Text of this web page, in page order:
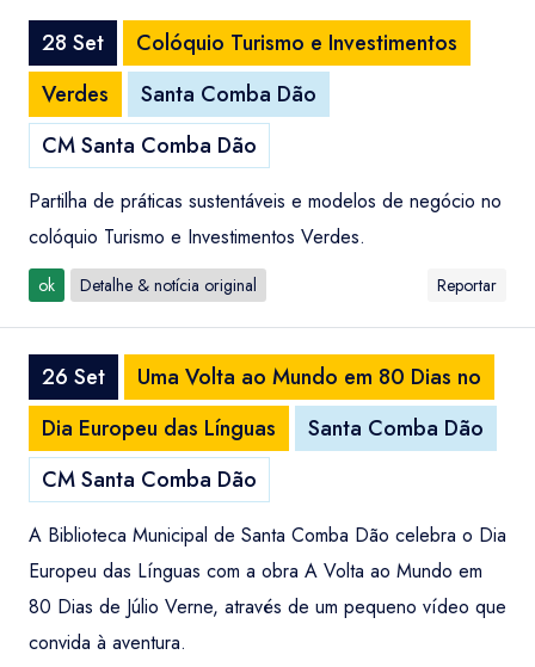
28 Set
Colóquio Turismo e Investimentos
Verdes
Santa Comba Dão
CM Santa Comba Dão
Partilha de práticas sustentáveis e modelos de negócio no
colóquio Turismo e Investimentos Verdes.
ok Detalhe & notícia original Reportar
26 Set
Uma Volta ao Mundo em 80 Dias no
Dia Europeu das Línguas
Santa Comba Dão
CM Santa Comba Dão
A Biblioteca Municipal de Santa Comba Dão celebra o Dia
Europeu das Línguas com a obra A Volta ao Mundo em
80 Dias de Júlio Verne, através de um pequeno vídeo que
convida à aventura.